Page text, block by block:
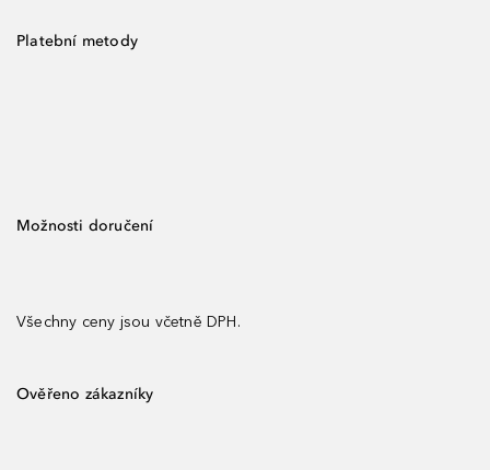
Platební metody
Možnosti doručení
Všechny ceny jsou včetně DPH.
Ověřeno zákazníky